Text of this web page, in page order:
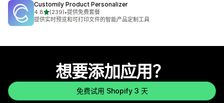
Customily Product Personalizer
4.8星（满分 5 星）
(239)
总共 239 条评论
•提供免费套餐
提供实时预览和可打印文件的智能产品定制工具
想要添加应用？
免费试用 Shopify 3 天